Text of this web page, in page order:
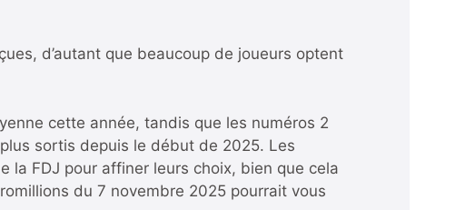
d’autant que beaucoup de joueurs optent
cette année, tandis que les numéros 2
sortis depuis le début de 2025. Les
la FDJ pour affiner leurs choix, bien que cela
du 7 novembre 2025 pourrait vous